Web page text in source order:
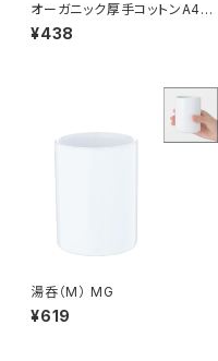
オーガニック厚手コットンA4フラ
ットバッグ MG
¥438
湯呑（M） MG
¥619